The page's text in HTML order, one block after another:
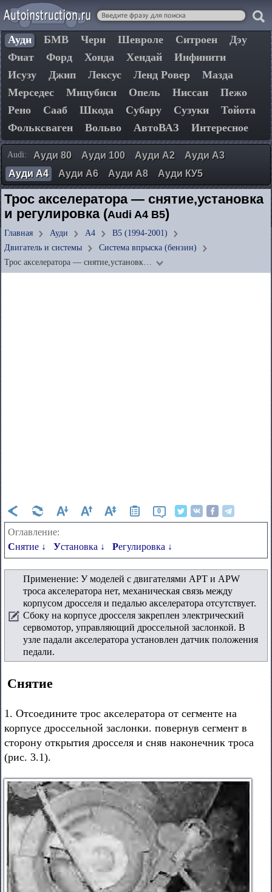
Ауди БМВ Чери Шевроле Ситроен
Дэу
Фиат
Форд Хонда Хендай
Инфинити
Исузу
Джип Лексус Ленд Ровер
Мазда
Мерседес
Мицубиси Опель Ниссан
Пежо
Рено
Сааб Шкода Субару Сузуки
Тойота
Фольксваген
Вольво АвтоВАЗ Интересное
Audi: Ауди 80 Ауди 100 Ауди А2
Ауди А3
Ауди А4
Ауди А6 Ауди А8 Ауди КУ5
Трос акселератора — снятие,установка
и регулировка (Audi A4 B5)
Главная Ауди А4
B5 (1994-2001)
Двигатель и системы
Система впрыска (бензин)
Трос акселератора — снятие,установк…
0
Оглавление:
Снятие ↓
Установка ↓ Регулировка ↓
Применение: У моделей с двигателями APT и APW
троса акселератора нет, механическая связь между
корпусом дросселя и педалью акселератора отсутствует.
Сбоку на корпусе дросселя закреплен электрический
сервомотор, управляющий дроссельной заслонкой. В
узле падали акселератора установлен датчик положения
педали.
Снятие
1. Отсоедините трос акселератора от сегменте на
корпусе дроссельной заслонки. повернув сегмент в
сторону открытия дросселя и сняв наконечник троса
(рис. 3.1).